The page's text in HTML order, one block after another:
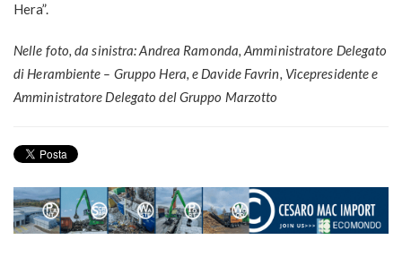
Hera”.
Nelle foto, da sinistra: Andrea Ramonda, Amministratore Delegato
di Herambiente – Gruppo Hera, e Davide Favrin, Vicepresidente e
Amministratore Delegato del Gruppo Marzotto